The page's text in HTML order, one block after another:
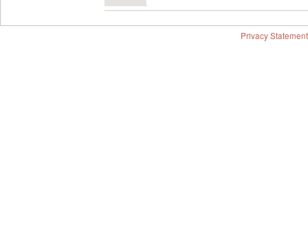
Privacy Statement